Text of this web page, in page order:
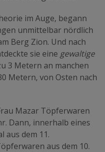
im Auge, begann
unmittelbar nördlich
Berg Zion. Und nach
sie eine gewaltige
3 Metern an manchen
Metern, von Osten nach
Mazar Töpferwaren
Dann, innerhalb eines
aus dem 11.
aus dem 10.